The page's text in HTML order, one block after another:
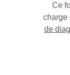
Ce
charge
de